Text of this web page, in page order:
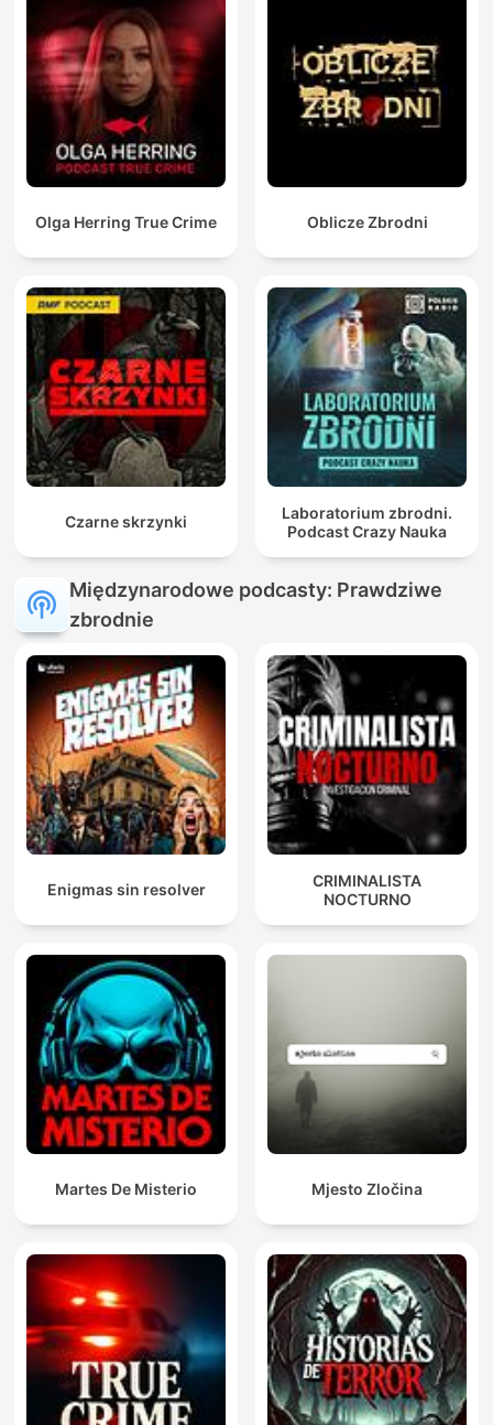
Olga Herring True Crime Oblicze Zbrodni
Czarne skrzynki
Laboratorium zbrodni.
Podcast Crazy Nauka
Międzynarodowe podcasty: Prawdziwe
zbrodnie
Enigmas sin resolver
CRIMINALISTA
NOCTURNO
Martes De Misterio Mjesto Zločina